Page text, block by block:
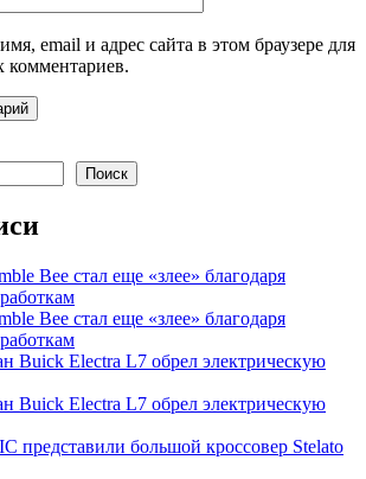
email и адрес сайта в этом браузере для
Поиск
Bee стал еще «злее» благодаря
Bee стал еще «злее» благодаря
Buick Electra L7 обрел электрическую
Buick Electra L7 обрел электрическую
представили большой кроссовер Stelato